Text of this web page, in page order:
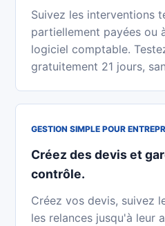
Suivez les interventions
partiellement payées ou
logiciel comptable.
gratuitement 21 jours,
GESTION SIMPLE POUR
Créez des devis et
contrôle.
Créez vos devis, suivez
les relances jusqu'à leur